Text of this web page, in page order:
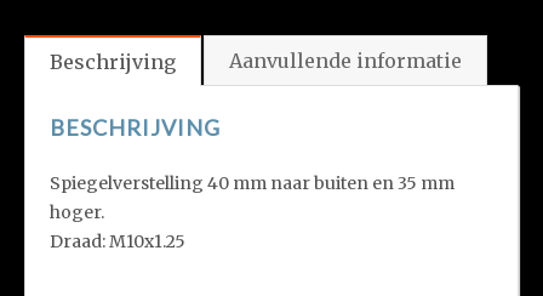
Beschrijving Aanvullende informatie
BESCHRIJVING
Spiegelverstelling 40 mm naar buiten en 35 mm
hoger.
Draad: M10x1.25